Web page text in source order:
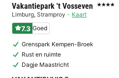
Vakantiepark 't Vosseven ★★★★
Limburg, Stramproy Kaart
7.3 Goed
Grenspark Kempen-Broek
Rust en ruimte
Dagje Maastricht